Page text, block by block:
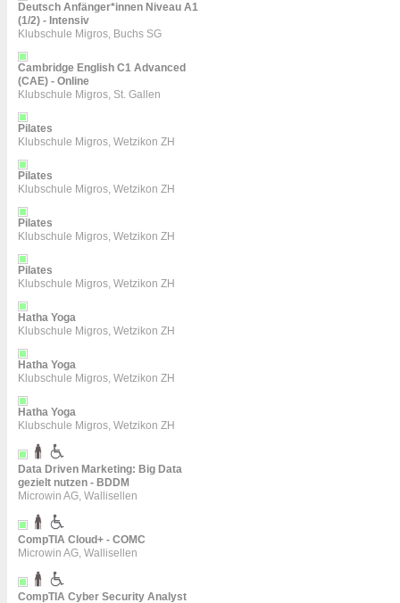
Deutsch Anfänger*innen Niveau A1
(1/2) - Intensiv
Klubschule Migros, Buchs SG
Cambridge English C1 Advanced
(CAE) - Online
Klubschule Migros, St. Gallen
Pilates
Klubschule Migros, Wetzikon ZH
Pilates
Klubschule Migros, Wetzikon ZH
Pilates
Klubschule Migros, Wetzikon ZH
Pilates
Klubschule Migros, Wetzikon ZH
Hatha Yoga
Klubschule Migros, Wetzikon ZH
Hatha Yoga
Klubschule Migros, Wetzikon ZH
Hatha Yoga
Klubschule Migros, Wetzikon ZH
Data Driven Marketing: Big Data
gezielt nutzen - BDDM
Microwin AG, Wallisellen
CompTIA Cloud+ - COMC
Microwin AG, Wallisellen
CompTIA Cyber Security Analyst